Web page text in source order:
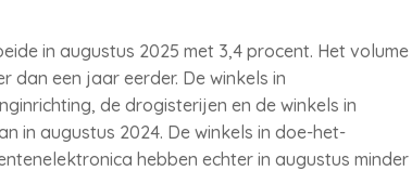
in augustus 2025 met 3,4 procent. Het volume
een jaar eerder. De winkels in
de drogisterijen en de winkels in
in augustus 2024. De winkels in doe-het-
hebben echter in augustus minder